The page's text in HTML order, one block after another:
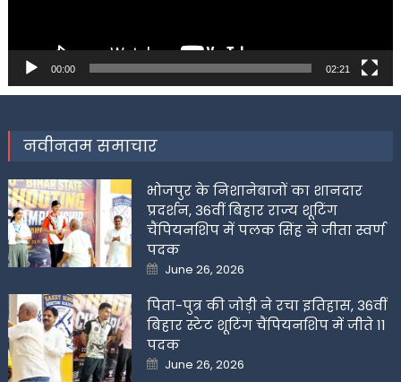
00:00 02:21
नवीनतम समाचार
भोजपुर के निशानेबाजों का शानदार
प्रदर्शन, 36वीं बिहार राज्य शूटिंग
चैंपियनशिप में पलक सिंह ने जीता स्वर्ण
पदक
Posted
on
June 26, 2026
पिता-पुत्र की जोड़ी ने रचा इतिहास, 36वीं
बिहार स्टेट शूटिंग चैंपियनशिप में जीते 11
पदक
Posted
on
June 26, 2026